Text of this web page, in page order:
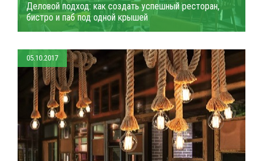
Деловой подход: как создать успешный ресторан,
бистро и паб под одной крышей
05.10.2017